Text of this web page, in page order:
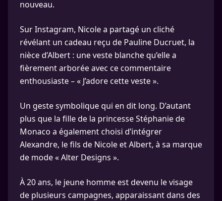
nouveau.
Sur Instagram, Nicole a partagé un cliché
révélant un cadeau reçu de Pauline Ducruet, la
nièce d’Albert : une veste blanche qu’elle a
fièrement arborée avec ce commentaire
enthousiaste – « J’adore cette veste ».
Un geste symbolique qui en dit long. D’autant
plus que la fille de la princesse Stéphanie de
Monaco a également choisi d’intégrer
Alexandre, le fils de Nicole et Albert, à sa marque
de mode « Alter Designs ».
À 20 ans, le jeune homme est devenu le visage
de plusieurs campagnes, apparaissant dans des